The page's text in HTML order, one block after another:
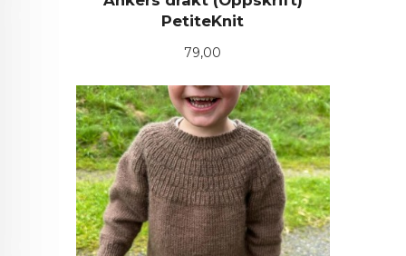
PetiteKnit
Pris
79,00